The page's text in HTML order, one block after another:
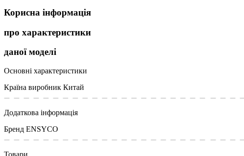
Корисна інформація
про характеристики
даної моделі
Основні характеристики
Країна виробник Китай
Додаткова інформація
Бренд ENSYCO
Товари